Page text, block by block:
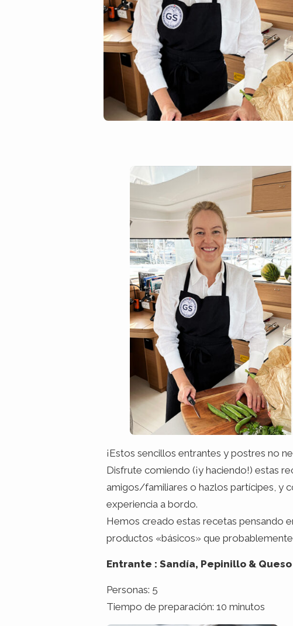
¡Estos sencillos entrantes y postres no
Disfrute comiendo (¡y haciendo!) estas
amigos/familiares o hazlos partícipes, y
experiencia a bordo.
Hemos creado estas recetas pensando
productos «básicos» que
Entrante : Sandía, Pepinillo &
Personas: 5
Tiempo de preparación: 10 minutos